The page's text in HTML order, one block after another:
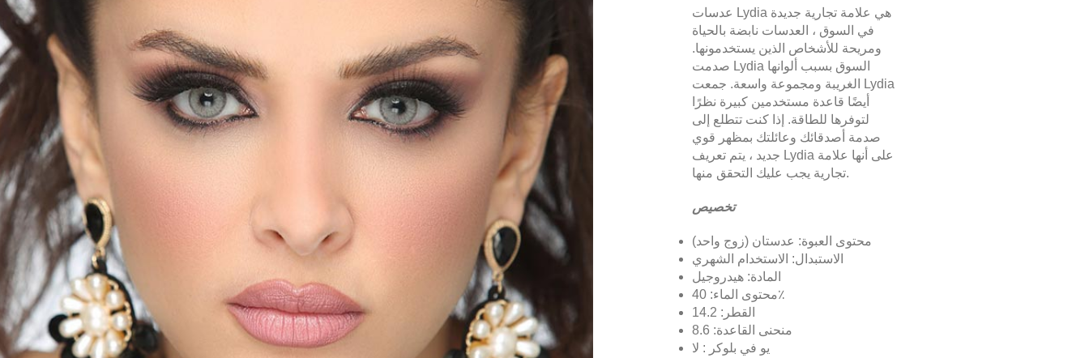
عدسات Lydia هي علامة تجارية جديدة
في السوق ، العدسات نابضة بالحياة
ومريحة للأشخاص الذين يستخدمونها.
صدمت Lydia السوق بسبب ألوانها
الغريبة ومجموعة واسعة. جمعت Lydia
أيضًا قاعدة مستخدمين كبيرة نظرًا
لتوفرها للطاقة. إذا كنت تتطلع إلى
صدمة أصدقائك وعائلتك بمظهر قوي
جديد ، يتم تعريف Lydia على أنها علامة
تجارية يجب عليك التحقق منها.
تخصيص
محتوى العبوة: عدستان (زوج واحد)
الاستبدال: الاستخدام الشهري
المادة: هيدروجيل
محتوى الماء: 40٪
القطر: 14.2
منحنى القاعدة: 8.6
يو في بلوكر : لا